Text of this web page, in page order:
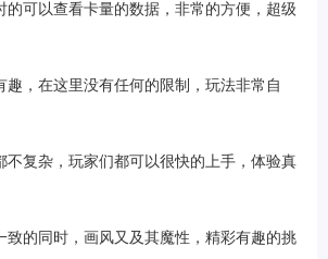
的可以查看卡量的数据，非常的方便，超级
趣，在这里没有任何的限制，玩法非常自
不复杂，玩家们都可以很快的上手，体验真
致的同时，画风又及其魔性，精彩有趣的挑